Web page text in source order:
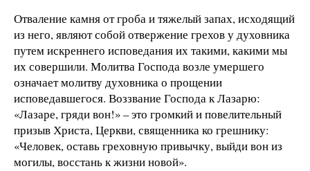
Отваление камня от гроба и тяжелый запах, исходящий
из него, являют собой отвержение грехов у духовника
путем искреннего исповедания их такими, какими мы
их совершили. Молитва Господа возле умершего
означает молитву духовника о прощении
исповедавшегося. Воззвание Господа к Лазарю:
«Лазаре, гряди вон!» – это громкий и повелительный
призыв Христа, Церкви, священника ко грешнику:
«Человек, оставь греховную привычку, выйди вон из
могилы, восстань к жизни новой».